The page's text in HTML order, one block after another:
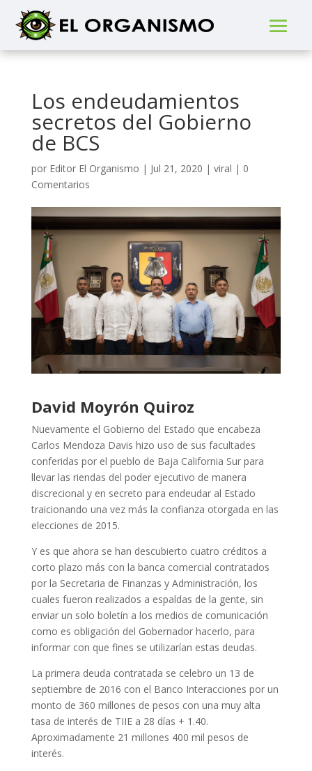
Los endeudamientos
secretos del Gobierno
de BCS
por Editor El Organismo | Jul 21, 2020 | viral | 0
Comentarios
David Moyrón Quiroz
Nuevamente el Gobierno del Estado que encabeza
Carlos Mendoza Davis hizo uso de sus facultades
conferidas por el pueblo de Baja California Sur para
llevar las riendas del poder ejecutivo de manera
discrecional y en secreto para endeudar al Estado
traicionando una vez más la confianza otorgada en las
elecciones de 2015.
Y es que ahora se han descubierto cuatro créditos a
corto plazo más con la banca comercial contratados
por la Secretaria de Finanzas y Administración, los
cuales fueron realizados a espaldas de la gente, sin
enviar un solo boletín a los medios de comunicación
como es obligación del Gobernador hacerlo, para
informar con que fines se utilizarían estas deudas.
La primera deuda contratada se celebro un 13 de
septiembre de 2016 con el Banco Interacciones por un
monto de 360 millones de pesos con una muy alta
tasa de interés de TIIE a 28 días + 1.40.
Aproximadamente 21 millones 400 mil pesos de
interés.